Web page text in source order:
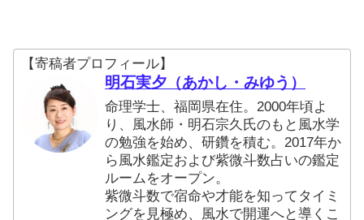
【寄稿者プロフィール】
明石実夕（あかし・みゆう）
命理学士、福岡県在住。2000年頃よ
り、風水師・明石宗久氏のもと風水学
の勉強を始め、研鑽を積む。2017年か
ら風水鑑定および紫微斗数占いの鑑定
ルームをオープン。
紫微斗数で宿命や才能を知ってタイミ
ングを見極め、風水で開運へと導くこ